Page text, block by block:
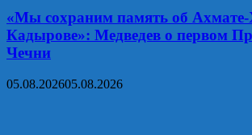
«Мы сохраним память об
Кадырове»: Медведев о первом
Чечни
05.08.202605.08.2026